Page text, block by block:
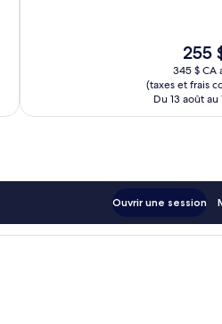
Le
prix
est
de
255 $
255
345 $ CA
(taxes et frais
Du 13 août au
Ouvrir une session